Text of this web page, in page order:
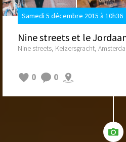
Samedi 5 décembre 2015 à 10h36
Nine streets et le
Nine streets, Keizersgracht,
0 0